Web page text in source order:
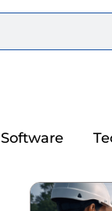
Software